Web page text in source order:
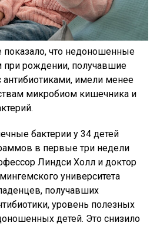
показало, что недоношенные
при рождении, получавшие
антибиотиками, имели менее
микробиом кишечника и
бактерии у 34 детей
в первые три недели
Линдси Холл и доктор
университета
получавших
уровень полезных
детей. Это снизило